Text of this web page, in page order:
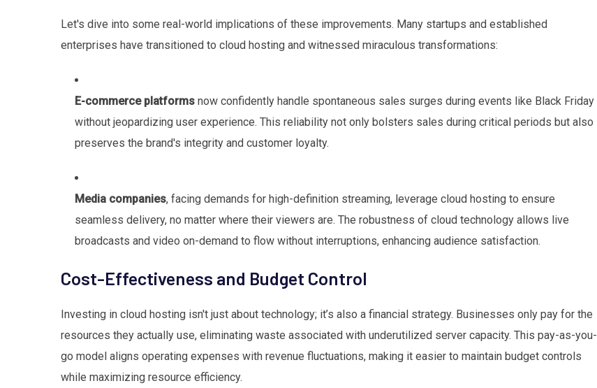
Let's dive into some real-world implications of these improvements. Many startups and established
enterprises have transitioned to cloud hosting and witnessed miraculous transformations:
E-commerce platforms now confidently handle spontaneous sales surges during events like Black Friday
without jeopardizing user experience. This reliability not only bolsters sales during critical periods but also
preserves the brand's integrity and customer loyalty.
Media companies, facing demands for high-definition streaming, leverage cloud hosting to ensure
seamless delivery, no matter where their viewers are. The robustness of cloud technology allows live
broadcasts and video on-demand to flow without interruptions, enhancing audience satisfaction.
Cost-Effectiveness and Budget Control
Investing in cloud hosting isn't just about technology; it’s also a financial strategy. Businesses only pay for the
resources they actually use, eliminating waste associated with underutilized server capacity. This pay-as-you-
go model aligns operating expenses with revenue fluctuations, making it easier to maintain budget controls
while maximizing resource efficiency.